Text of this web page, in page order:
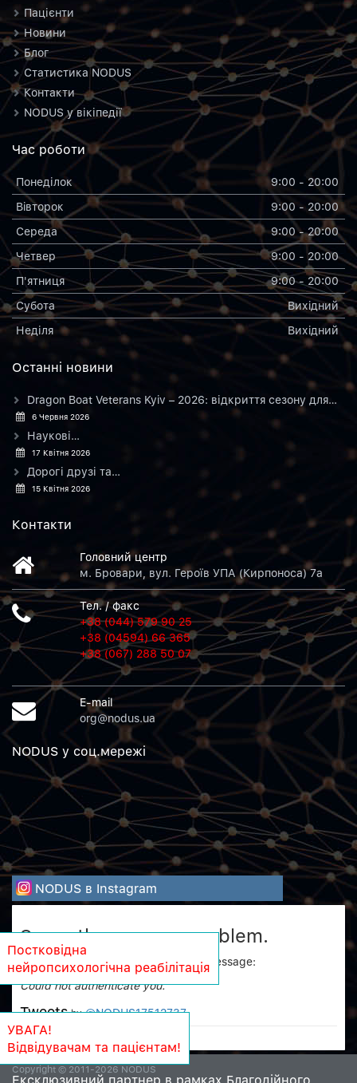
Пацієнти
Новини
Блог
Статистика NODUS
Контакти
NODUS у вікіпедії
Час роботи
Понеділок
9:00 - 20:00
Вiвторок
9:00 - 20:00
Середа
9:00 - 20:00
Четвер
9:00 - 20:00
П'ятниця
9:00 - 20:00
Субота
Вихiдний
Неділя
Вихiдний
Останнi новини
Dragon Boat Veterans Kyiv – 2026: відкриття сезону для…
6 Червня 2026
Наукові…
17 Квітня 2026
Дорогі друзі та…
15 Квітня 2026
Контакти
Головний центр
м. Бровари, вул. Героїв УПА (Кирпоноса) 7а
Тел. / факс
+38 (044) 579 90 25
+38 (04594) 66 365
+38 (067) 288 50 07
E-mail
org@nodus.ua
NODUS у соц.мережi
NODUS в Instagram
Sorry, there was a problem.
Twitter returned the following error message:
Could not authenticate you.
Tweets by @NODUS17512737
Copyright © 2011-2026 NODUS
Ексклюзивний партнер в рамках Благодійного
Постковідна
нейропсихологічна реабілітація
УВАГА!
Відвідувачам та пацієнтам!